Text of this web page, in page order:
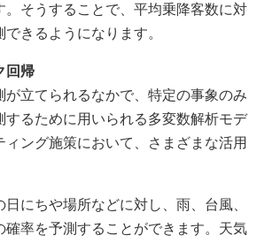
。そうすることで、平均乗降客数に対
きるようになります。
回帰
立てられるなかで、特定の事象のみ
するために用いられる多変数解析モデ
ィング施策において、さまざまな活用
にちや場所などに対し、雨、台風、
確率を予測することができます。天気